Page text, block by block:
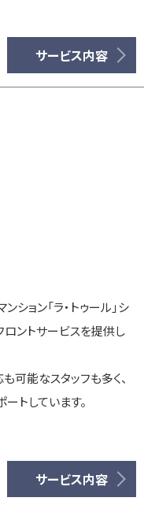
サービス内容
ョン「ラ・トゥール」シ
ロントサービスを提供し
可能なスタッフも多く、
トしています。
サービス内容